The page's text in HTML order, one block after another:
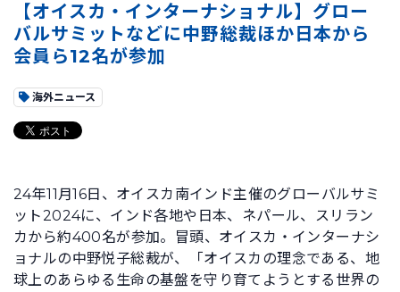
【オイスカ・インターナショナル】グロー
バルサミットなどに中野総裁ほか日本から
会員ら12名が参加
海外ニュース
24年11月16日、オイスカ南インド主催のグローバルサミ
ット2024に、インド各地や日本、ネパール、スリラン
カから約400名が参加。冒頭、オイスカ・インターナシ
ョナルの中野悦子総裁が、「オイスカの理念である、地
球上のあらゆる生命の基盤を守り育てようとする世界の